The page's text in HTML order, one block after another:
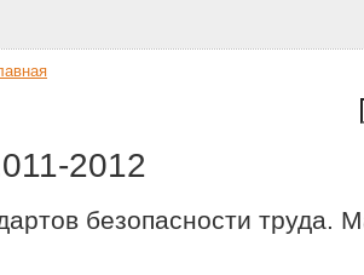
2012
безопасности